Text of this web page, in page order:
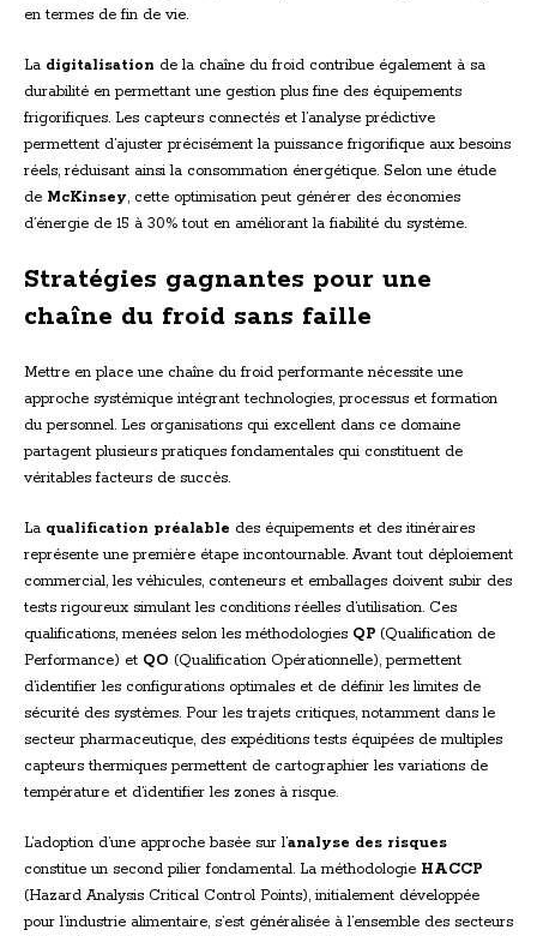
en termes de fin de vie.
La digitalisation de la chaîne du froid contribue également à sa
durabilité en permettant une gestion plus fine des équipements
frigorifiques. Les capteurs connectés et l’analyse prédictive
permettent d’ajuster précisément la puissance frigorifique aux besoins
réels, réduisant ainsi la consommation énergétique. Selon une étude
de McKinsey, cette optimisation peut générer des économies
d’énergie de 15 à 30% tout en améliorant la fiabilité du système.
Stratégies gagnantes pour une
chaîne du froid sans faille
Mettre en place une chaîne du froid performante nécessite une
approche systémique intégrant technologies, processus et formation
du personnel. Les organisations qui excellent dans ce domaine
partagent plusieurs pratiques fondamentales qui constituent de
véritables facteurs de succès.
La qualification préalable des équipements et des itinéraires
représente une première étape incontournable. Avant tout déploiement
commercial, les véhicules, conteneurs et emballages doivent subir des
tests rigoureux simulant les conditions réelles d’utilisation. Ces
qualifications, menées selon les méthodologies QP (Qualification de
Performance) et QO (Qualification Opérationnelle), permettent
d’identifier les configurations optimales et de définir les limites de
sécurité des systèmes. Pour les trajets critiques, notamment dans le
secteur pharmaceutique, des expéditions tests équipées de multiples
capteurs thermiques permettent de cartographier les variations de
température et d’identifier les zones à risque.
L’adoption d’une approche basée sur l’analyse des risques
constitue un second pilier fondamental. La méthodologie HACCP
(Hazard Analysis Critical Control Points), initialement développée
pour l’industrie alimentaire, s’est généralisée à l’ensemble des secteurs